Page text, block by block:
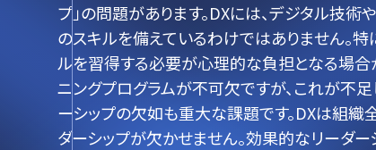
プ」の問題があります。DXには、デジタル技
のスキルを備えているわけではありません。
ルを習得する必要が心理的な負担となる場合
ニングプログラムが不可欠ですが、これが不
ーシップの欠如も重大な課題です。DXは組
ダーシップが欠かせません。効果的なリーダ